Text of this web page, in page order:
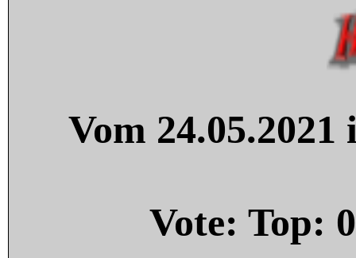
Vom
Vote: Top: 0